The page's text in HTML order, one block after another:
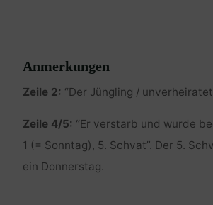
Anmerkungen
Zeile 2: “Der Jüngling /
Zeile 4/5: “Er verstarb und wurde
1 (= Sonntag), 5. Schvat”. Der 5.
ein Donnerstag.